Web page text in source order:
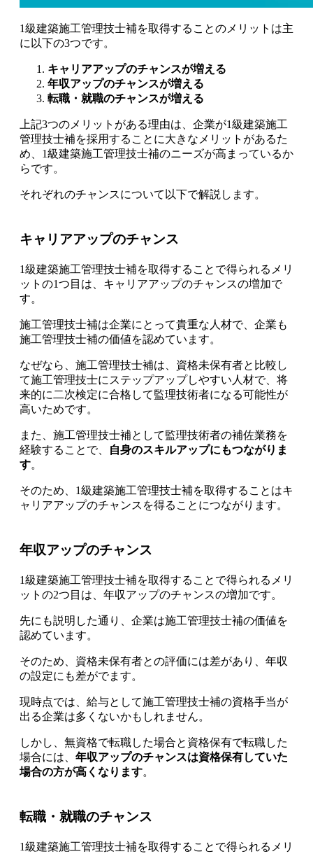
1級建築施工管理技士補を取得することのメリットは主
に以下の3つです。
キャリアアップのチャンスが増える
年収アップのチャンスが増える
転職・就職のチャンスが増える
上記3つのメリットがある理由は、企業が1級建築施工
管理技士補を採用することに大きなメリットがあるた
め、1級建築施工管理技士補のニーズが高まっているか
らです。
それぞれのチャンスについて以下で解説します。
キャリアアップのチャンス
1級建築施工管理技士補を取得することで得られるメリ
ットの1つ目は、キャリアアップのチャンスの増加で
す。
施工管理技士補は企業にとって貴重な人材で、企業も
施工管理技士補の価値を認めています。
なぜなら、施工管理技士補は、資格未保有者と比較し
て施工管理技士にステップアップしやすい人材で、将
来的に二次検定に合格して監理技術者になる可能性が
高いためです。
また、施工管理技士補として監理技術者の補佐業務を
経験することで、
自身のスキルアップにもつながりま
す。
そのため、1級建築施工管理技士補を取得することはキ
ャリアアップのチャンスを得ることにつながります。
年収アップのチャンス
1級建築施工管理技士補を取得することで得られるメリ
ットの2つ目は、年収アップのチャンスの増加です。
先にも説明した通り、企業は施工管理技士補の価値を
認めています。
そのため、 資格未保有者との評価には差があり、年収
の設定にも差がでます。
現時点では、給与として施工管理技士補の資格手当が
出る企業は多くないかもしれません。
しかし、無資格で転職した場合と資格保有で転職した
場合には、 年収アップのチャンスは資格保有していた
場合の方が高くなります。
転職・就職のチャンス
1級建築施工管理技士補を取得することで得られるメリ